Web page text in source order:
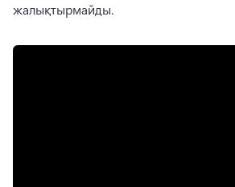
жалықтырмайды.